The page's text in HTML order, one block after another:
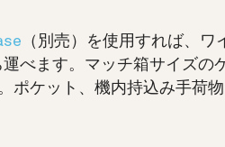
（別売）を使用すれば、
べます。マッチ箱サイズの
ポケット、機内持込み手荷